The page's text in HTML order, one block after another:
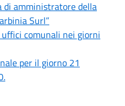
di amministratore della
Surl”
comunali nei giorni
per il giorno 21